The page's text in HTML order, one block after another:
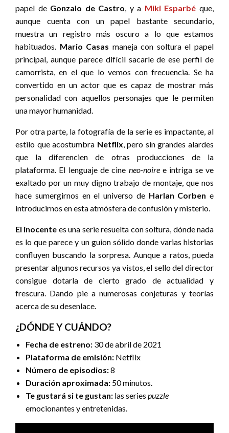
papel de Gonzalo de Castro, y a Miki Esparbé que,
aunque cuenta con un papel bastante secundario,
muestra un registro más oscuro a lo que estamos
habituados. Mario Casas maneja con soltura el papel
principal, aunque parece difícil sacarle de ese perfil de
camorrista, en el que lo vemos con frecuencia. Se ha
convertido en un actor que es capaz de mostrar más
personalidad con aquellos personajes que le permiten
una mayor humanidad.
Por otra parte, la fotografía de la serie es impactante, al
estilo que acostumbra Netflix, pero sin grandes alardes
que la diferencien de otras producciones de la
plataforma. El lenguaje de cine neo-noiree intriga se ve
exaltado por un muy digno trabajo de montaje, que nos
hace sumergirnos en el universo de Harlan Corben e
introducirnos en esta atmósfera de confusión y misterio.
El inocente es una serie resuelta con soltura, dónde nada
es lo que parece y un guion sólido donde varias historias
confluyen buscando la sorpresa. Aunque a ratos, pueda
presentar algunos recursos ya vistos, el sello del director
consigue dotarla de cierto grado de actualidad y
frescura. Dando pie a numerosas conjeturas y teorías
acerca de su desenlace.
¿DÓNDE Y CUÁNDO?
Fecha de estreno: 30 de abril de 2021
Plataforma de emisión: Netflix
Número de episodios:8
Duración aproximada: 50 minutos.
Te gustará si te gustan: las series puzzle
emocionantes y entretenidas.